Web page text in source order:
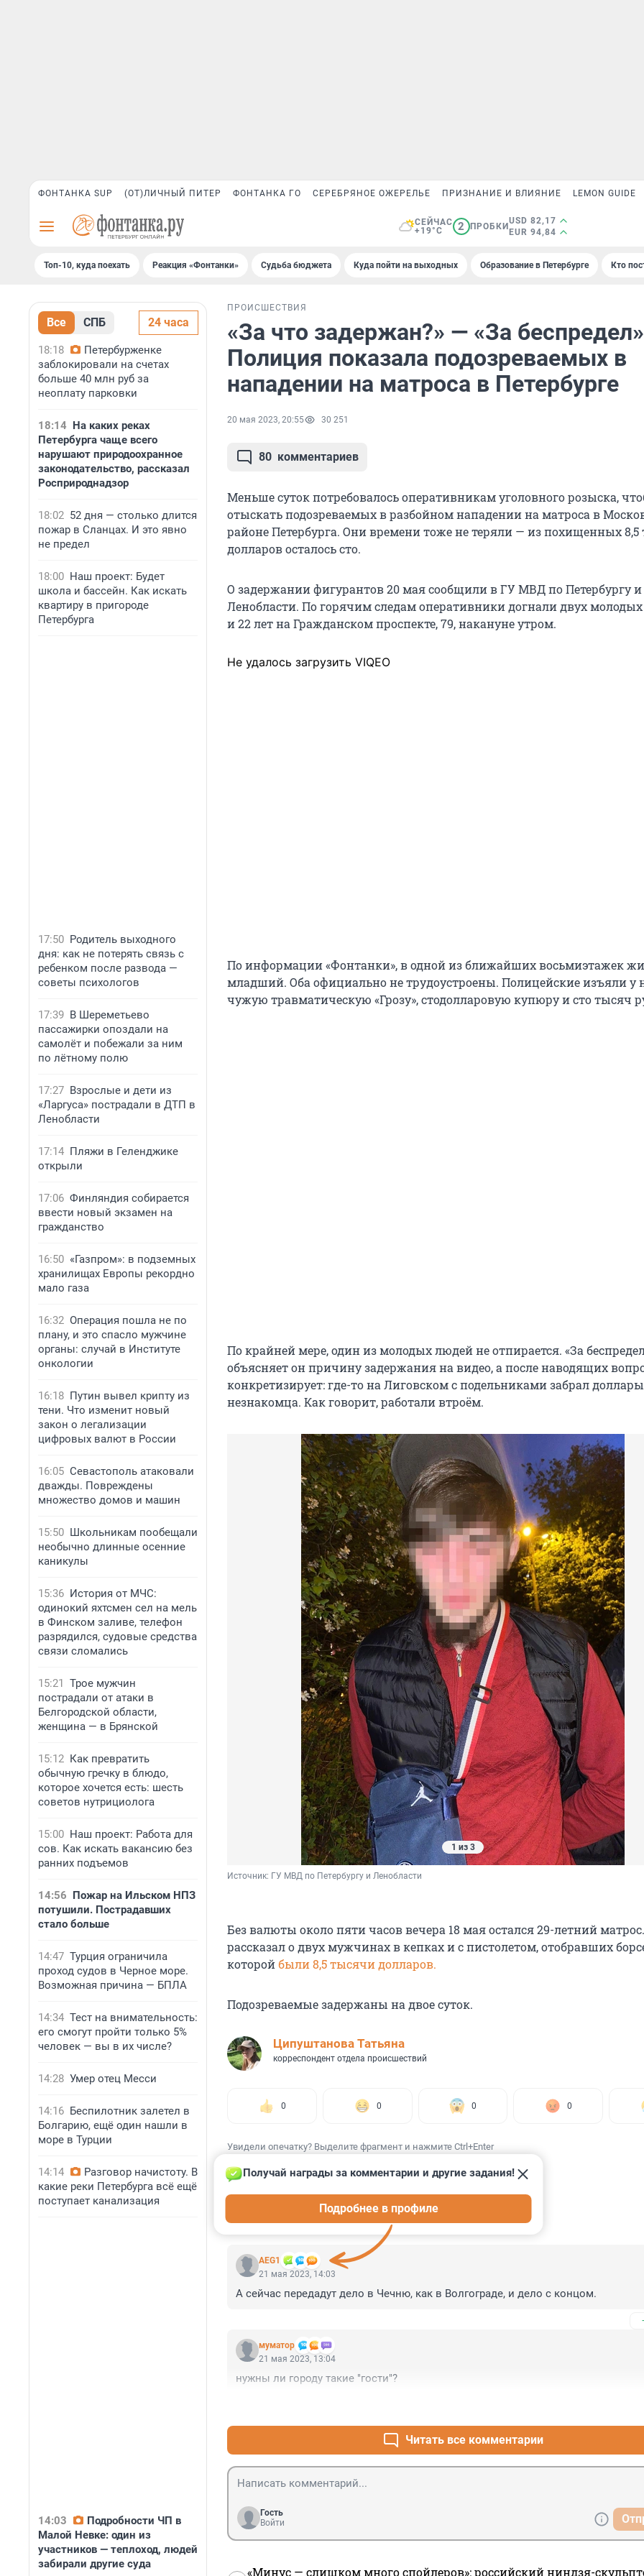
ФОНТАНКА SUP (ОТ)ЛИЧНЫЙ ПИТЕР ФОНТАНКА ГО СЕРЕБРЯНОЕ ОЖЕРЕЛЬЕ ПРИЗНАНИЕ И ВЛИЯНИЕ LEMON GUIDE
СЕЙЧАС
+19°C
2 ПРОБКИ
USD 82,17
EUR 94,84
Топ-10, куда поехать Реакция «Фонтанки» Судьба бюджета Куда пойти на выходных Образование в Петербурге Кто
Все СПБ 24 часа
18:18
Петербурженке
заблокировали на счетах
больше 40 млн руб за
неоплату парковки
18:14 На каких реках
Петербурга чаще всего
нарушают природоохранное
законодательство, рассказал
Росприроднадзор
18:02 52 дня — столько длится
пожар в Сланцах. И это явно
не предел
18:00 Наш проект: Будет
школа и бассейн. Как искать
квартиру в пригороде
Петербурга
17:50 Родитель выходного
дня: как не потерять связь с
ребенком после развода —
советы психологов
17:39 В Шереметьево
пассажирки опоздали на
самолёт и побежали за ним
по лётному полю
17:27 Взрослые и дети из
«Ларгуса» пострадали в ДТП в
Ленобласти
17:14 Пляжи в Геленджике
открыли
17:06 Финляндия собирается
ввести новый экзамен на
гражданство
16:50 «Газпром»: в подземных
хранилищах Европы рекордно
мало газа
16:32 Операция пошла не по
плану, и это спасло мужчине
органы: случай в Институте
онкологии
16:18 Путин вывел крипту из
тени. Что изменит новый
закон о легализации
цифровых валют в России
16:05 Севастополь атаковали
дважды. Повреждены
множество домов и машин
15:50 Школьникам пообещали
необычно длинные осенние
каникулы
15:36 История от МЧС:
одинокий яхтсмен сел на мель
в Финском заливе, телефон
разрядился, судовые средства
связи сломались
15:21 Трое мужчин
пострадали от атаки в
Белгородской области,
женщина — в Брянской
15:12 Как превратить
обычную гречку в блюдо,
которое хочется есть: шесть
советов нутрициолога
15:00 Наш проект: Работа для
сов. Как искать вакансию без
ранних подъемов
14:56 Пожар на Ильском НПЗ
потушили. Пострадавших
стало больше
14:47 Турция ограничила
проход судов в Черное море.
Возможная причина — БПЛА
14:34 Тест на внимательность:
его смогут пройти только 5%
человек — вы в их числе?
14:28 Умер отец Месси
14:16 Беспилотник залетел в
Болгарию, ещё один нашли в
море в Турции
14:14
Разговор начистоту. В
какие реки Петербурга всё ещё
поступает канализация
14:03
Подробности ЧП в
Малой Невке: один из
участников — теплоход, людей
забирали другие суда
ПРОИСШЕСТВИЯ
«За что задержан?» — «За
Полиция показала подозреваемых в
нападении на матроса в Петербурге
20 мая 2023, 20:55 30 251
80 комментариев
Меньше суток потребовалось оперативникам уголовного розыска,
отыскать подозреваемых в разбойном нападении на матроса в
районе Петербурга. Они времени тоже не теряли — из похищенных
долларов осталось сто.
О задержании фигурантов 20 мая сообщили в ГУ МВД по Петербургу и
Ленобласти. По горячим следам оперативники догнали двух
и 22 лет на Гражданском проспекте, 79, накануне утром.
Не удалось загрузить VIQEO
По информации «Фонтанки», в одной из ближайших восьмиэтажек
младший. Оба официально не трудоустроены. Полицейские изъяли у
чужую травматическую «Грозу», стодолларовую купюру и сто тысяч
По крайней мере, один из молодых людей не отпирается. «За
объясняет он причину задержания на видео, а после наводящих
конкретизирует: где-то на Лиговском с подельниками забрал
незнакомца. Как говорит, работали втроём.
1 из 3
Источник: ГУ МВД по Петербургу и Ленобласти
Без валюты около пяти часов вечера 18 мая остался 29-летний
рассказал о двух мужчинах в кепках и с пистолетом, отобравших
которойбыли 8,5 тысячи долларов.
Подозреваемые задержаны на двое суток.
Ципуштанова Татьяна
корреспондент отдела происшествий
0 0 0 0
Увидели опечатку? Выделите фрагмент и нажмите Ctrl+Enter
КОММЕНТАРИИ 80
AEG1
Получай награды за комментарии и другие задания!
Подробнее в профиле
21 мая 2023, 14:03
А сейчас передадут дело в Чечню, как в Волгограде, и дело с концом.
муматор
21 мая 2023, 13:04
нужны ли городу такие "гости"?
Читать все комментарии
Гость
Войти
«Минус — слишком много спойлеров»: российский ниндзя-